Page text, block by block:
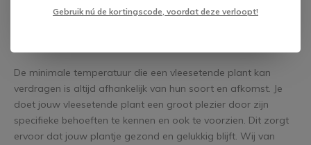
overleven.
De minimale temperatuur die een vleesetende plant kan
verdragen is altijd afhankelijk van hun soort en afkomst. Je
doet jouw vleesetende plant een groot plezier door zijn
specifieke behoeften te kennen en ook te voorzien. Dit zorgt
ervoor dat jouw plantje gezond en gelukkig blijft. Wij van
Gebruik nú de kortingscode, voordat deze verloopt!